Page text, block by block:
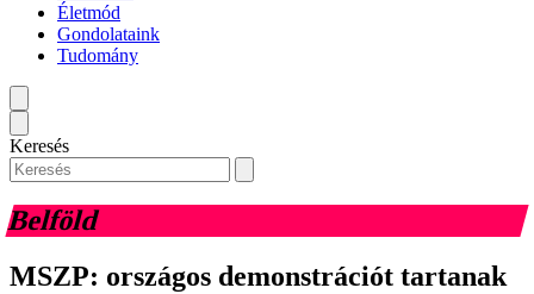
Életmód
Gondolataink
Tudomány
Keresés
Belföld
MSZP: országos demonstrációt tartanak